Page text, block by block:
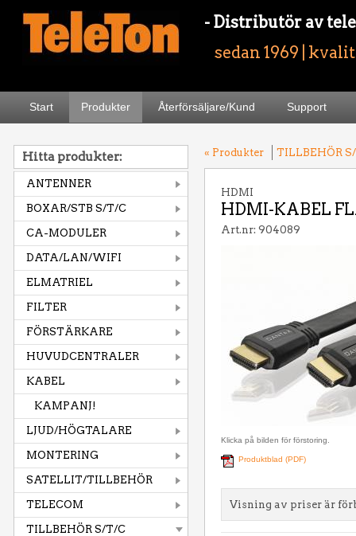
- Distributör av
sedan 1969 |
Start Produkter Återförsäljare/Kund Support
Hitta produkter:
ANTENNER
BOXAR/STB S/T/C
CA-MODULER
DATA/LAN/WIFI
ELMATRIEL
FILTER
FÖRSTÄRKARE
HUVUDCENTRALER
KABEL
KAMPANJ!
LJUD/HÖGTALARE
MONTERING
SATELLIT/TILLBEHÖR
TELECOM
TILLBEHÖR S/T/C
« Produkter TILLBEHÖR
HDMI
HDMI-KABEL
Art.nr: 904089
Klicka på bilden för förstoring.
Produktblad (PDF)
Visning av priser är